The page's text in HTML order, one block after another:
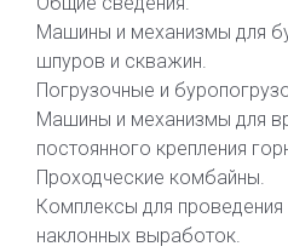
Машины и механизмы для
шпуров и скважин.
Погрузочные и
Машины и механизмы для
постоянного крепления
Проходческие комбайны.
Комплексы для проведения
наклонных выработок.